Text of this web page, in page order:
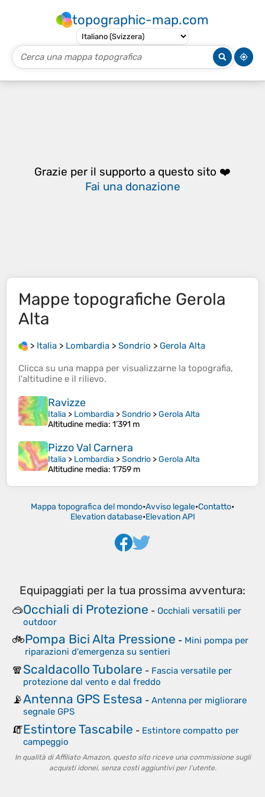
topographic-map.com
Grazie per il supporto a questo sito ❤️
Fai una donazione
Mappe topografiche Gerola
Alta
> Italia > Lombardia > Sondrio > Gerola Alta
Clicca su una mappa per visualizzarne la topografia,
l'altitudine e il rilievo.
Ravizze
Italia > Lombardia >Sondrio >Gerola Alta
Altitudine media: 1’391 m
Pizzo Val Carnera
Italia > Lombardia >Sondrio >Gerola Alta
Altitudine media: 1’759 m
Mappa topografica del mondo•Avviso legale•Contatto•
Elevation database•Elevation API
Equipaggiati per la tua prossima avventura:
🥽Occhiali di Protezione - Occhiali versatili per
outdoor
🚲Pompa Bici Alta Pressione - Mini pompa per
riparazioni d'emergenza su sentieri
🧣Scaldacollo Tubolare - Fascia versatile per
protezione dal vento e dal freddo
📡Antenna GPS Estesa - Antenna per migliorare
segnale GPS
🧯Estintore Tascabile - Estintore compatto per
campeggio
In qualità di Affiliato Amazon, questo sito riceve una commissione sugli
acquisti idonei, senza costi aggiuntivi per l’utente.